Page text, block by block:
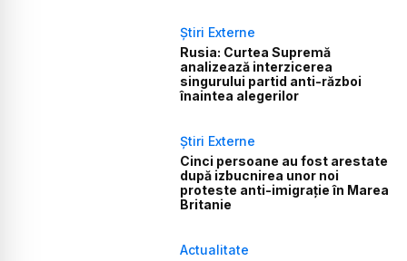
Știri Externe
Rusia: Curtea Supremă
analizează interzicerea
singurului partid anti-război
înaintea alegerilor
Știri Externe
Cinci persoane au fost arestate
după izbucnirea unor noi
proteste anti-imigrație în Marea
Britanie
Actualitate